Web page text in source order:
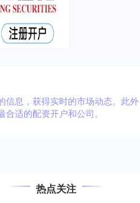
息，获得实时的市场动态。此外
适的配资开户和公司。
热点关注